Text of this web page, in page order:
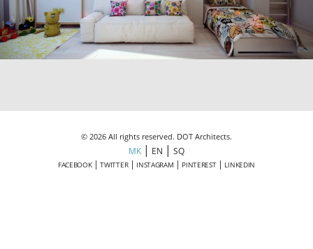
© 2026 All rights reserved. DOT Architects.
MK| EN |SQ
FACEBOOK|TWITTER| INSTAGRAM | PINTEREST| LINKEDIN